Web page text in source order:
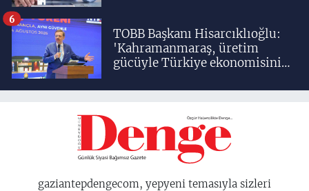
TOBB Başkanı Hisarcıklıoğlu:
'Kahramanmaraş, üretim
gücüyle Türkiye ekonomisinin
birisidir'
6
gaziantepdengecom, yepyeni temasıyla sizleri